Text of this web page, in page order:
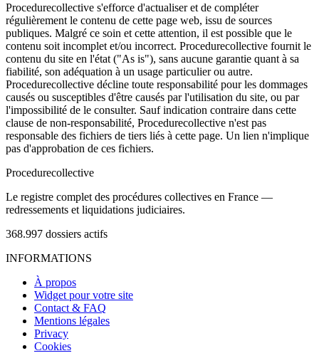
Procedurecollective s'efforce d'actualiser et de compléter
régulièrement le contenu de cette page web, issu de sources
publiques. Malgré ce soin et cette attention, il est possible que le
contenu soit incomplet et/ou incorrect. Procedurecollective fournit le
contenu du site en l'état ("As is"), sans aucune garantie quant à sa
fiabilité, son adéquation à un usage particulier ou autre.
Procedurecollective décline toute responsabilité pour les dommages
causés ou susceptibles d'être causés par l'utilisation du site, ou par
l'impossibilité de le consulter. Sauf indication contraire dans cette
clause de non-responsabilité, Procedurecollective n'est pas
responsable des fichiers de tiers liés à cette page. Un lien n'implique
pas d'approbation de ces fichiers.
Procedurecollective
Le registre complet des procédures collectives en France —
redressements et liquidations judiciaires.
368.997 dossiers actifs
INFORMATIONS
À propos
Widget pour votre site
Contact & FAQ
Mentions légales
Privacy
Cookies